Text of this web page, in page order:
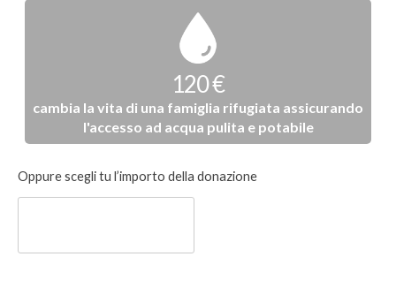
120 €
cambia la vita di una famiglia rifugiata assicurando
l'accesso ad acqua pulita e potabile
Donazione
libera
Oppure scegli tu l’importo della donazione